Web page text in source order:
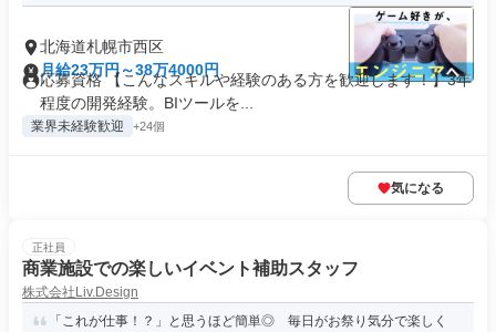
北海道札幌市西区
月給23万円～38万4000円
応募資格 【こんなスキルや経験のある方を歓迎します！】3年
程度の開発経験。BIツールを...
業界未経験歓迎 +24個
気になる
正社員
商業施設での楽しいイベント補助スタッフ
株式会社Liv.Design
「これが仕事！？」と思うほど簡単◎ 毎日がお祭り気分で楽しく